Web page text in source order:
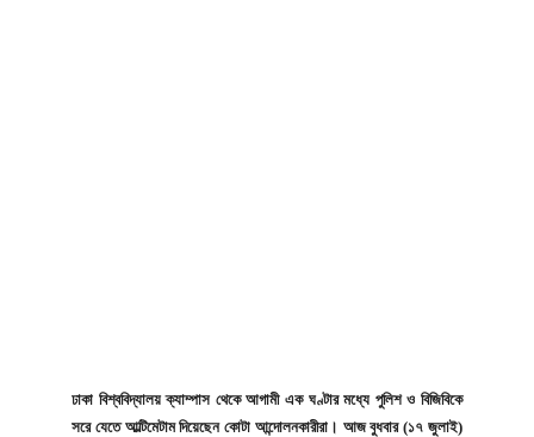
ঢাকা বিশ্ববিদ্যালয় ক্যাম্পাস থেকে আগামী এক ঘণ্টার মধ্যে পুলিশ ও বিজিবিকে
সরে যেতে আল্টিমেটাম দিয়েছেন কোটা আন্দোলনকারীরা। আজ বুধবার (১৭ জুলাই)